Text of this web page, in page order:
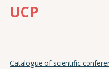
UCP
Catalogue of scientific